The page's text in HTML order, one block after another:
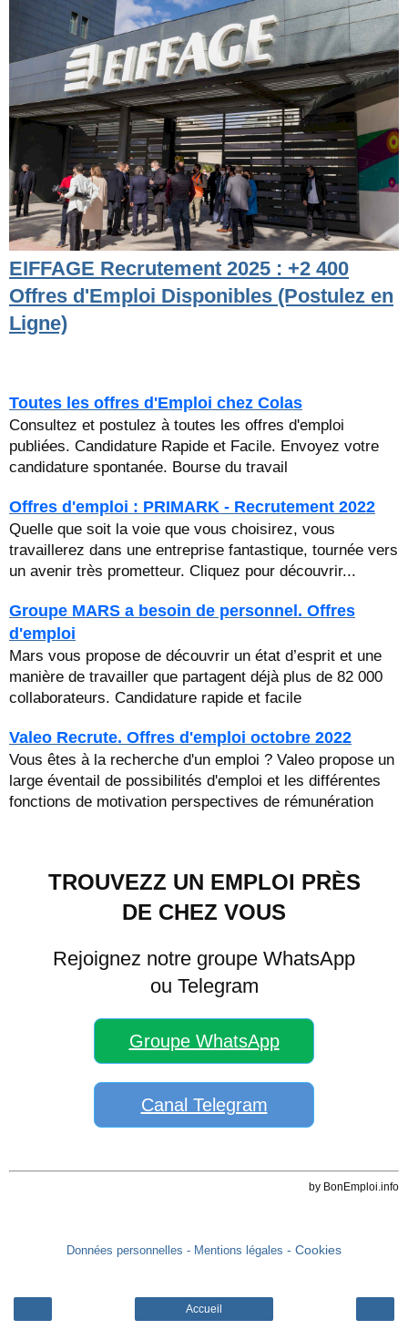
EIFFAGE Recrutement 2025 : +2 400
Offres d'Emploi Disponibles (Postulez en
Ligne)
Toutes les offres d'Emploi chez Colas
Consultez et postulez à toutes les offres d'emploi
publiées. Candidature Rapide et Facile. Envoyez votre
candidature spontanée. Bourse du travail
Offres d'emploi : PRIMARK - Recrutement 2022
Quelle que soit la voie que vous choisirez, vous
travaillerez dans une entreprise fantastique, tournée vers
un avenir très prometteur. Cliquez pour découvrir...
Groupe MARS a besoin de personnel. Offres
d'emploi
Mars vous propose de découvrir un état d’esprit et une
manière de travailler que partagent déjà plus de 82 000
collaborateurs. Candidature rapide et facile
Valeo Recrute. Offres d'emploi octobre 2022
Vous êtes à la recherche d'un emploi ? Valeo propose un
large éventail de possibilités d'emploi et les différentes
fonctions de motivation perspectives de rémunération
TROUVEZZ UN EMPLOI PRÈS
DE CHEZ VOUS
Rejoignez notre groupe WhatsApp
ou Telegram
Groupe WhatsApp
Canal Telegram
by BonEmploi.info
Données personnelles - Mentions légales - Cookies
Accueil